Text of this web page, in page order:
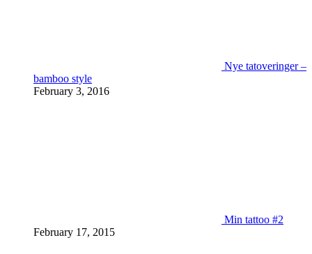
Nye tatoveringer –
bamboo style
February 3, 2016
Min tattoo #2
February 17, 2015